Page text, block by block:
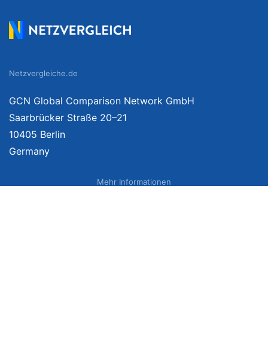
Netzvergleiche.de
GCN Global Comparison Network GmbH
Saarbrücker Straße 20–21
10405 Berlin
Germany
Mehr Informationen